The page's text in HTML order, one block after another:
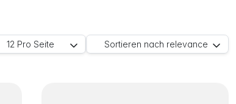
12 Pro Seite Sortieren nach relevance